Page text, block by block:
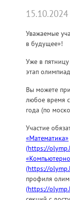
15.10.2024
Уважаемые
в будущее»!
Уже в
этап
Вы можете
любое время
года (по
Участие
«Математика»
(https://
(https://
профиля
(https://